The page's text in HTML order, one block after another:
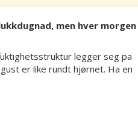
men hver
legger seg pa
er like rundt hjørnet. Ha en